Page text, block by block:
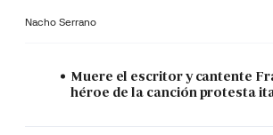
Nacho Serrano
Muere el escritor y cantente
héroe de la canción protesta